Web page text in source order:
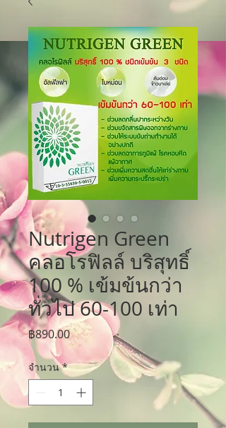
Nutrigen Green
คลอโรฟิลล์ บริสุทธิ์
100 % เข้มข้นกว่า
ทั่วไป 60-100 เท่า
฿890.00ราคา
จำนวน *